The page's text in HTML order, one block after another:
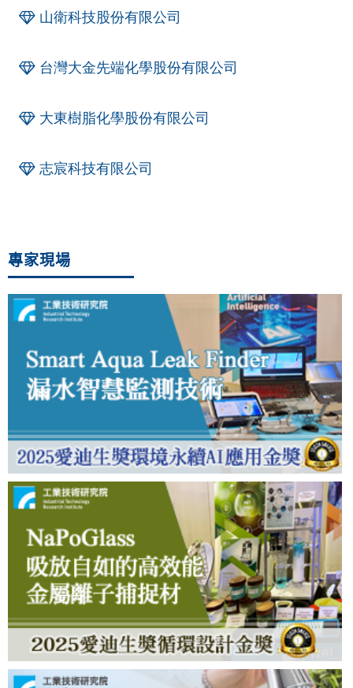
山衛科技股份有限公司
台灣大金先端化學股份有限公司
大東樹脂化學股份有限公司
志宸科技有限公司
專家現場